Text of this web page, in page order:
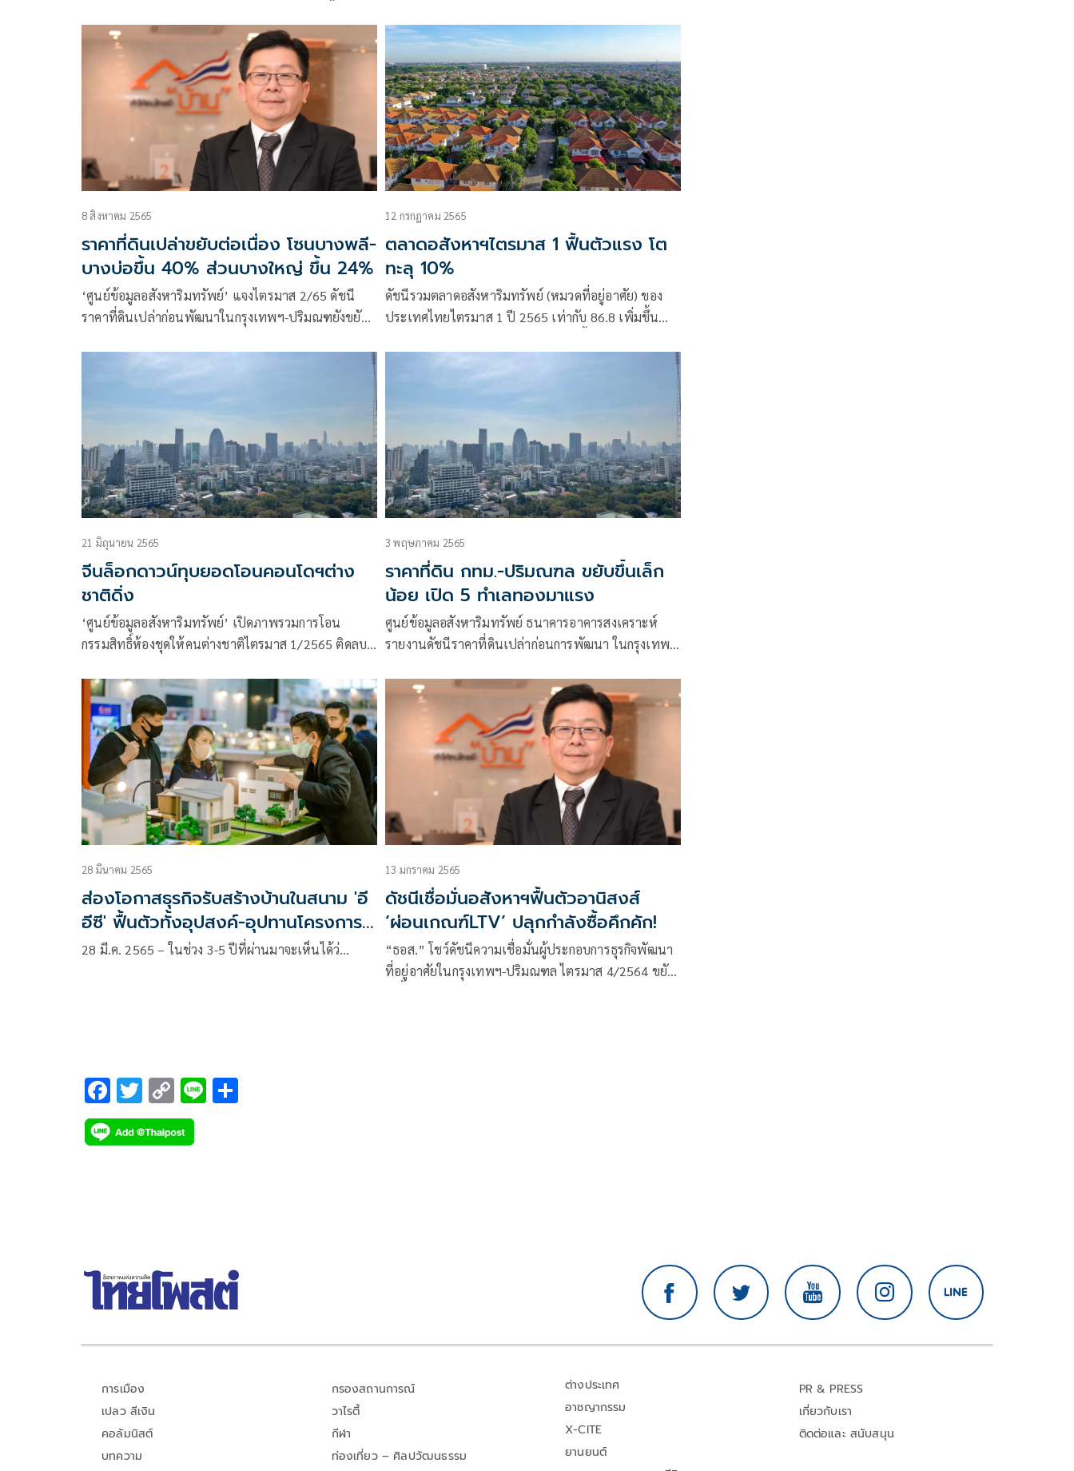
ละ 0.1 เมื่อเทียบกับไตรมาส 2 ปี 2566 (QoQ) และเพิ่ม
ขึ้นร้อยละ 1.5 เมื่อเทียบกับช่วงเวลาเดียวกันของปีก่อน
8 สิงหาคม 2565
ราคาที่ดินเปล่าขยับต่อเนื่อง โซนบางพลี-
บางบ่อขึ้น 40% ส่วนบางใหญ่ ขึ้น 24%
‘ศูนย์ข้อมูลอสังหาริมทรัพย์’ แจงไตรมาส 2/65 ดัชนี
ราคาที่ดินเปล่าก่อนพัฒนาในกรุงเทพฯ-ปริมณฑยังขยับ
รถไฟฟ้ายังปังไม่ไหว
12 กรกฎาคม 2565
ตลาดอสังหาฯไตรมาส 1 ฟื้นตัวแรง โต
ทะลุ 10%
ดัชนีรวมตลาดอสังหาริมทรัพย์ (หมวดที่อยู่อาศัย) ของ
ประเทศไทยไตรมาส 1 ปี 2565 เท่ากับ 86.8 เพิ่มขึ้น
21 มิถุนายน 2565
จีนล็อกดาวน์ทุบยอดโอนคอนโดฯต่าง
ชาติดิ่ง
‘ศูนย์ข้อมูลอสังหาริมทรัพย์’ เปิดภาพรวมการโอน
กรรมสิทธิ์ห้องชุดให้คนต่างชาติไตรมาส 1/2565 ติดลบ
แผ่นดินใหญ่ลดลงไม่ถึง 50% เป็นครั้งแรก คาดใช้
นโยบายโควิดเป็นศูนย์ยาวถึงสิ้นปีนี้
3 พฤษภาคม 2565
ราคาที่ดิน กทม.-ปริมณฑล ขยับขึ้นเล็ก
น้อย เปิด 5 ทำเลทองมาแรง
ศูนย์ข้อมูลอสังหาริมทรัพย์ ธนาคารอาคารสงเคราะห์
รายงานดัชนีราคาที่ดินเปล่าก่อนการพัฒนา ในกรุงเทพฯ
จุด เพิ่มขึ้นร้อยละ 0.6
28 มีนาคม 2565
ส่องโอกาสธุรกิจรับสร้างบ้านในสนาม 'อี
อีซี' ฟื้นตัวทั้งอุปสงค์-อุปทานโครงการ
ใหม่เข้าตลาดเพิ่ม
28 มี.ค. 2565 – ในช่วง 3-5 ปีที่ผ่านมาจะเห็นได้ว่…
13 มกราคม 2565
ดัชนีเชื่อมั่นอสังหาฯฟื้นตัวอานิสงส์
‘ผ่อนเกณฑ์LTV’ ปลุกกำลังซื้อคึกคัก!
“ธอส.” โชว์ดัชนีความเชื่อมั่นผู้ประกอบการธุรกิจพัฒนา
ที่อยู่อาศัยในกรุงเทพฯ-ปริมณฑล ไตรมาส 4/2564 ขยับ
F
ac
e
T
wi
tt
C
o
p
Li
การเมือง
เปลว สีเงิน
คอลัมนิสต์
บทความ
กรองสถานการณ์
วาไรตี้
กีฬา
ท่องเที่ยว – ศิลปวัฒนธรรม
ต่างประเทศ
อาชญากรรม
X-CITE
ยานยนต์
PR & PRESS
เกี่ยวกับเรา
ติดต่อและ สนับสนุน